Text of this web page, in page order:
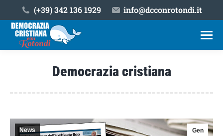
(+39) ‎342 136 1929 info@dcconrotondi.it
Democrazia cristiana
Gen
News